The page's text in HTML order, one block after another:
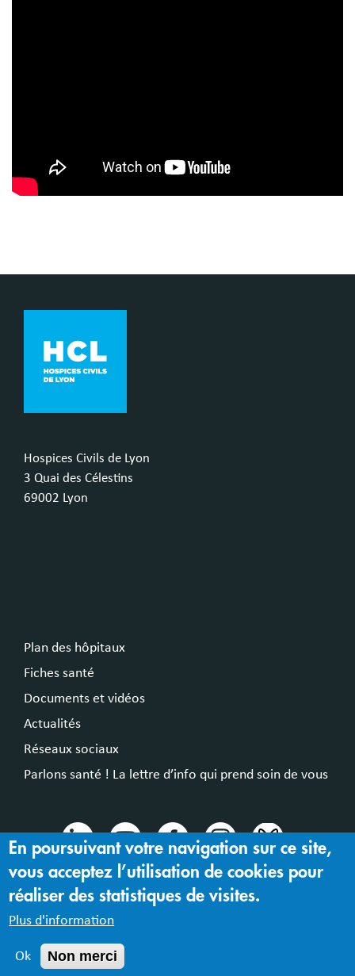
Hospices Civils de Lyon
3 Quai des Célestins
69002 Lyon
Plan des hôpitaux
Fiches santé
Documents et vidéos
Actualités
Réseaux sociaux
Parlons santé ! La lettre d’info qui prend soin de vous
Mentions légales |
Accessibilité : partiellement conforme
En poursuivant votre navigation sur ce site,
vous acceptez l’utilisation de cookies pour
réaliser des statistiques de visites.
Plus d'information
Ok Non merci